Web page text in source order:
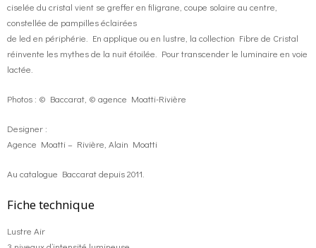
ciselée du cristal vient se greffer en filigrane, coupe solaire au centre,
constellée de pampilles éclairées
de led en périphérie. En applique ou en lustre, la collection Fibre de Cristal
réinvente les mythes de la nuit étoilée. Pour transcender le luminaire en voie
lactée.
Photos : © Baccarat, © agence Moatti-Rivière
Designer :
Agence Moatti – Rivière, Alain Moatti
Au catalogue Baccarat depuis 2011.
Fiche technique
Lustre Air